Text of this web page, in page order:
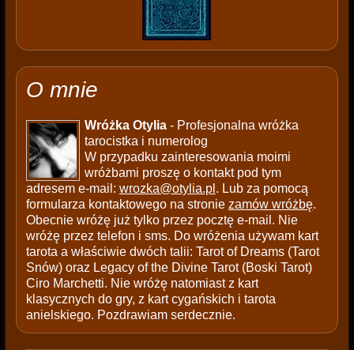
O mnie
Wróżka Otylia- Profesjonalna wróżka
tarocistka i numerolog
W przypadku zainteresowania moimi
wróżbami proszę o kontakt pod tym
adresem e-mail: wrozka@otylia.pl . Lub za pomocą
formularza kontaktowego na stronie zamów wróżbę.
Obecnie wróżę już tylko przez pocztę e-mail. Nie
wróżę przez telefon i sms. Do wróżenia używam kart
tarota a właściwie dwóch talii: Tarot of Dreams (Tarot
Snów) oraz Legacy of the Divine Tarot (Boski Tarot)
Ciro Marchetti. Nie wróżę natomiast z kart
klasycznych do gry, z kart cygańskich i tarota
anielskiego. Pozdrawiam serdecznie.